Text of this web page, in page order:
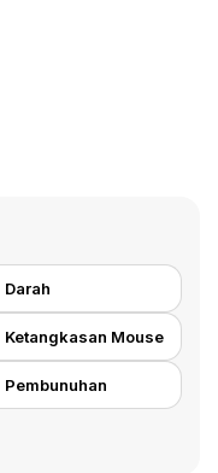
Darah
Ketangkasan Mouse
Pembunuhan